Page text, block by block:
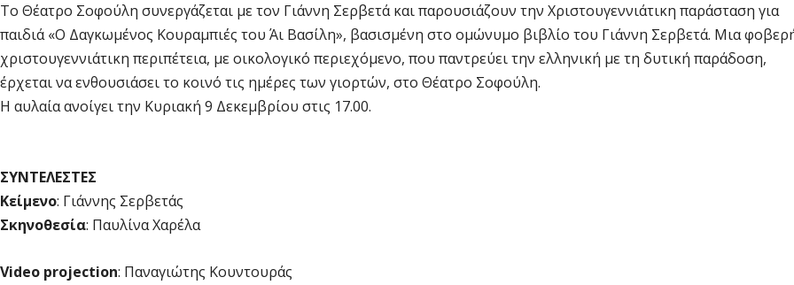
Το Θέατρο Σοφούλη συνεργάζεται με τον Γιάννη Σερβετά και παρουσιάζουν την Χριστουγεννιάτικη παράσταση για
παιδιά «Ο Δαγκωμένος Κουραμπιές του Άι Βασίλη», βασισμένη στο ομώνυμο βιβλίο του Γιάννη Σερβετά. Μια
χριστουγεννιάτικη περιπέτεια, με οικολογικό περιεχόμενο, που παντρεύει την ελληνική με τη δυτική παράδοση,
έρχεται να ενθουσιάσει το κοινό τις ημέρες των γιορτών, στο Θέατρο Σοφούλη.
Η αυλαία ανοίγει την Κυριακή 9 Δεκεμβρίου στις 17.00.
ΣΥΝΤΕΛΕΣΤΕΣ
Κείμενο: Γιάννης Σερβετάς
Σκηνοθεσία: Παυλίνα Χαρέλα
Video projection: Παναγιώτης Κουντουράς